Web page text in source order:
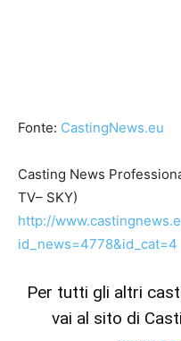
Fonte: CastingNews.eu
Casting News
TV– SKY)
http://
id_news=4778&id_cat=4
Per tutti gli altri
vai al sito di